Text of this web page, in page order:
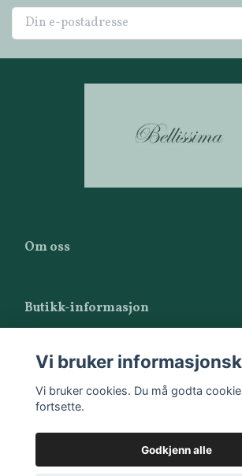
Om oss
Butikk-informasjon
Vilkår og betingelser
Kontakt oss
Vi bruker
Vi bruker cookies. Du må godta
fortsette.
Godkjenn alle